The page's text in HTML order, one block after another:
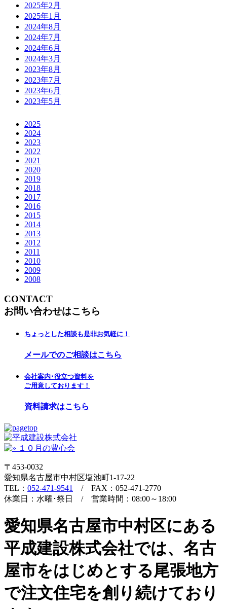
2025年2月
2025年1月
2024年8月
2024年7月
2024年6月
2024年3月
2023年8月
2023年7月
2023年6月
2023年5月
2025
2024
2023
2022
2021
2020
2019
2018
2017
2016
2015
2014
2013
2012
2011
2010
2009
2008
CONTACT
お問い合わせはこちら
ちょっとした相談も是非お気軽に！
メールでのご相談はこちら
会社案内･役立つ資料を
ご用意しております！
資料請求はこちら
〒453-0032
愛知県名古屋市中村区塩池町1-17-22
TEL： 052-471-9541
/ FAX：052-471-2770
休業日：水曜･祭日 / 営業時間：08:00～18:00
愛知県名古屋市中村区にある
平成建設株式会社では、名古
屋市をはじめとする尾張地方
で注文住宅を創り続けており